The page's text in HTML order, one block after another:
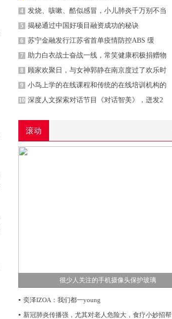
4 发烧、咳嗽、酷似感冒，小儿肺炎千万别不当
5 揭秘通过中国好项目融资成功的秘诀
6 苏宁金融发行江苏省首单疫情防控ABS 缓
7 助力白衣战士奋战一线，常笑健康积极捐赠物
8 顾家欢聚日，与女神郭静在南京度过了欢乐时
9 小鸟上学的在线课程和传统的在线培训机构的
10 深度人文探索对话节目《对话智美》，迸发2
滚动
很少人关注的手机摄像头保护玻璃
▪ 奕泽IZOA：我们都一young
▪ 新冠肺炎传播强，尤其对老人危险大，食疗小妙招帮